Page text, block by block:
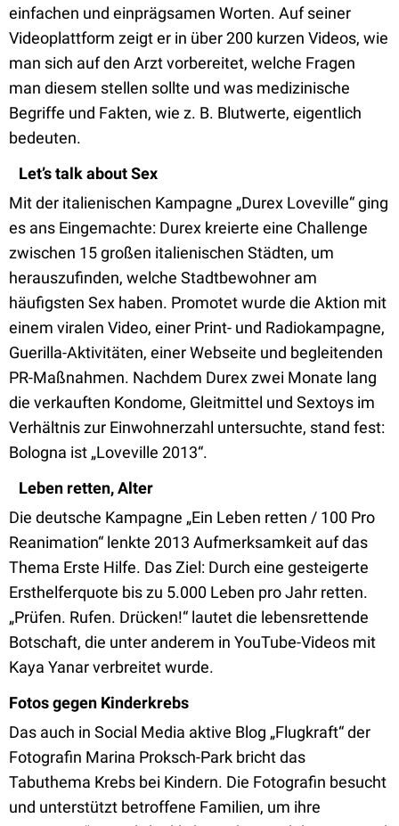
einfachen und einprägsamen Worten. Auf seiner
Videoplattform zeigt er in über 200 kurzen Videos, wie
man sich auf den Arzt vorbereitet, welche Fragen
man diesem stellen sollte und was medizinische
Begriffe und Fakten, wie z. B. Blutwerte, eigentlich
bedeuten.
Let’s talk about Sex
Mit der italienischen Kampagne „Durex Loveville“ ging
es ans Eingemachte: Durex kreierte eine Challenge
zwischen 15 großen italienischen Städten, um
herauszufinden, welche Stadtbewohner am
häufigsten Sex haben. Promotet wurde die Aktion mit
einem viralen Video, einer Print- und Radiokampagne,
Guerilla-Aktivitäten, einer Webseite und begleitenden
PR-Maßnahmen. Nachdem Durex zwei Monate lang
die verkauften Kondome, Gleitmittel und Sextoys im
Verhältnis zur Einwohnerzahl untersuchte, stand fest:
Bologna ist „Loveville 2013“.
Leben retten, Alter
Die deutsche Kampagne „Ein Leben retten / 100 Pro
Reanimation“ lenkte 2013 Aufmerksamkeit auf das
Thema Erste Hilfe. Das Ziel: Durch eine gesteigerte
Ersthelferquote bis zu 5.000 Leben pro Jahr retten.
„Prüfen. Rufen. Drücken!“ lautet die lebensrettende
Botschaft, die unter anderem in YouTube-Videos mit
Kaya Yanar verbreitet wurde.
Fotos gegen Kinderkrebs
Das auch in Social Media aktive Blog „Flugkraft“ der
Fotografin Marina Proksch-Park bricht das
Tabuthema Krebs bei Kindern. Die Fotografin besucht
und unterstützt betroffene Familien, um ihre